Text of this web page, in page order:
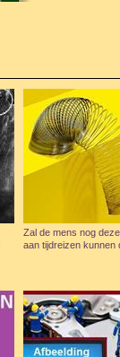
Zal de mens nog
aan tijdreizen kunnen